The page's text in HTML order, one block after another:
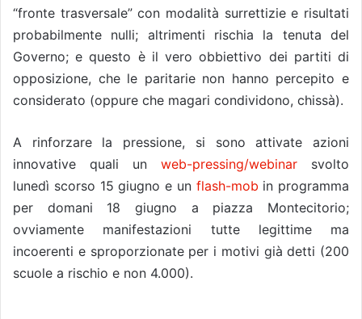
“fronte trasversale” con modalità surrettizie e risultati
probabilmente nulli; altrimenti rischia la tenuta del
Governo; e questo è il vero obbiettivo dei partiti di
opposizione, che le paritarie non hanno percepito e
considerato (oppure che magari condividono, chissà).
A rinforzare la pressione, si sono attivate azioni
innovative quali un web-pressing/webinar svolto
lunedì scorso 15 giugno e un flash-mob in programma
per domani 18 giugno a piazza Montecitorio;
ovviamente manifestazioni tutte legittime ma
incoerenti e sproporzionate per i motivi già detti (200
scuole a rischio e non 4.000).